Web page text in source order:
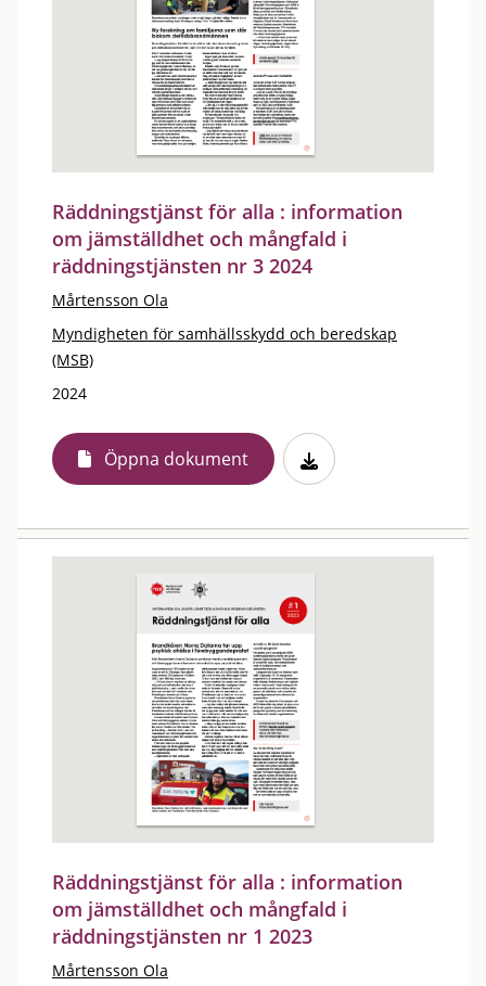
Räddningstjänst för alla : information
om jämställdhet och mångfald i
räddningstjänsten nr 3 2024
Mårtensson Ola
Myndigheten för samhällsskydd och beredskap
(MSB)
2024
Öppna dokument
Räddningstjänst för alla : information
om jämställdhet och mångfald i
räddningstjänsten nr 1 2023
Mårtensson Ola